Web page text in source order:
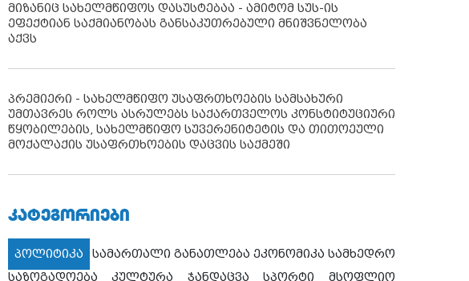
მიზანიც სახელმწიფოს დასუსტებაა - ამიტომ სუს-ის
ეფექტიან საქმიანობას განსაკუთრებული მნიშვნელობა
აქვს
პრემიერი - სახელმწიფო უსაფრთხოების სამსახური
უმთავრეს როლს ასრულებს საქართველოს კონსტიტუციური
წყობილების, სახელმწიფო სუვერენიტეტის და თითოეული
მოქალაქის უსაფრთხოების დაცვის საქმეში
ᲙᲐᲢᲔᲒᲝᲠᲘᲔᲑᲘ
პოლიტიკა სამართალი განათლება ეკონომიკა სამხედრო
საზოგადოება
კულტურა ჯანდაცვა სპორტი მსოფლიო